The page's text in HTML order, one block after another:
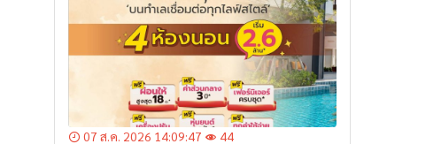
07 ส.ค. 2026 14:09:47
44